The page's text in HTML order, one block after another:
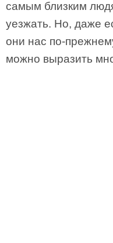
самым близким
уезжать. Но, даже
они нас по-
можно выразить